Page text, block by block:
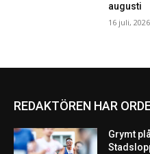
augusti
16 juli, 2026
REDAKTÖREN HAR
Grymt